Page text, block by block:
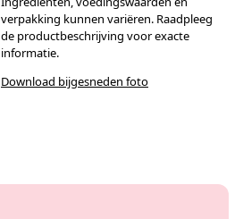
verpakking kunnen variëren. Raadpleeg
de productbeschrijving voor exacte
informatie.
Download bijgesneden foto